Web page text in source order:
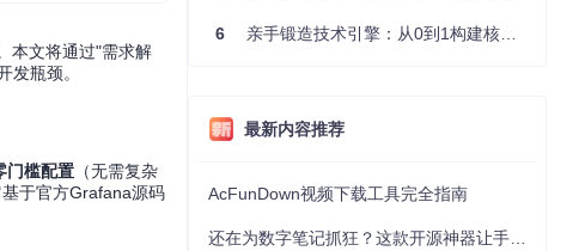
本文将通过"需求解
瓶颈。
门槛配置 （无需复杂
于官方Grafana源码
6 亲手锻造技术引擎：从0到1构建核心系统的实践指南
最新内容推荐
AcFunDown视频下载工具完全指南